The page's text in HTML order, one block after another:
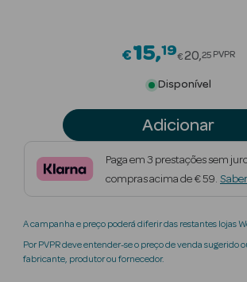
Beauty Season
Nutricosmética
Perfumes
Beauty Season
€15 19Price
€20 25 PVPR
Disponível
Adicionar
Paga em 3 prestações sem
compras acima de € 59.
A campanha e preço poderá diferir das restantes lojas
Por PVPR deve entender-se o preço de venda sugerido
fabricante, produtor ou fornecedor.